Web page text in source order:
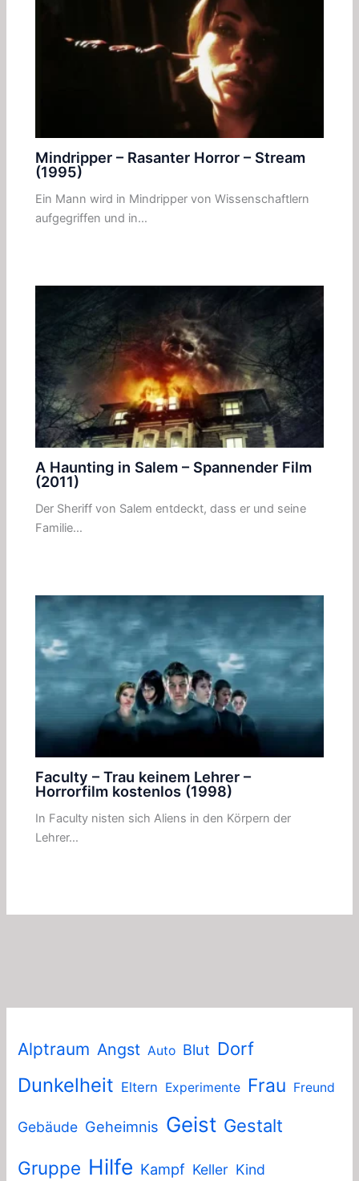
Alptraum Angst Auto Blut Dorf
Dunkelheit Eltern Experimente Frau Freund
Gebäude Geheimnis Geist Gestalt
Gruppe Hilfe Kampf Keller Kind
Mindripper – Rasanter Horror – Stream
(1995)
Ein Mann wird in Mindripper von Wissenschaftlern
aufgegriffen und in…
A Haunting in Salem – Spannender Film
(2011)
Der Sheriff von Salem entdeckt, dass er und seine
Familie…
Faculty – Trau keinem Lehrer –
Horrorfilm kostenlos (1998)
In Faculty nisten sich Aliens in den Körpern der
Lehrer…